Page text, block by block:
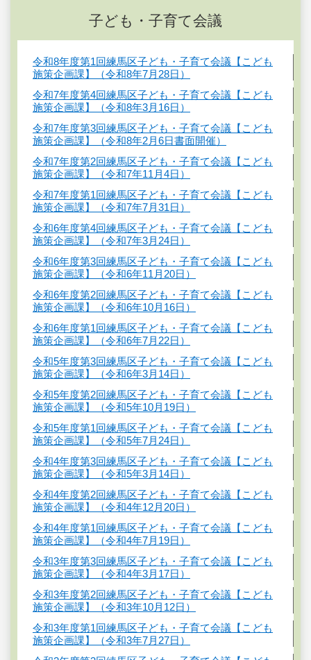
子ども・子育て会議
令和8年度第1回練馬区子ども・子育て会議【こども
施策企画課】（令和8年7月28日）
令和7年度第4回練馬区子ども・子育て会議【こども
施策企画課】（令和8年3月16日）
令和7年度第3回練馬区子ども・子育て会議【こども
施策企画課】（令和8年2月6日書面開催）
令和7年度第2回練馬区子ども・子育て会議【こども
施策企画課】（令和7年11月4日）
令和7年度第1回練馬区子ども・子育て会議【こども
施策企画課】（令和7年7月31日）
令和6年度第4回練馬区子ども・子育て会議【こども
施策企画課】（令和7年3月24日）
令和6年度第3回練馬区子ども・子育て会議【こども
施策企画課】（令和6年11月20日）
令和6年度第2回練馬区子ども・子育て会議【こども
施策企画課】（令和6年10月16日）
令和6年度第1回練馬区子ども・子育て会議【こども
施策企画課】（令和6年7月22日）
令和5年度第3回練馬区子ども・子育て会議【こども
施策企画課】（令和6年3月14日）
令和5年度第2回練馬区子ども・子育て会議【こども
施策企画課】（令和5年10月19日）
令和5年度第1回練馬区子ども・子育て会議【こども
施策企画課】（令和5年7月24日）
令和4年度第3回練馬区子ども・子育て会議【こども
施策企画課】（令和5年3月14日）
令和4年度第2回練馬区子ども・子育て会議【こども
施策企画課】（令和4年12月20日）
令和4年度第1回練馬区子ども・子育て会議【こども
施策企画課】（令和4年7月19日）
令和3年度第3回練馬区子ども・子育て会議【こども
施策企画課】（令和4年3月17日）
令和3年度第2回練馬区子ども・子育て会議【こども
施策企画課】（令和3年10月12日）
令和3年度第1回練馬区子ども・子育て会議【こども
施策企画課】（令和3年7月27日）